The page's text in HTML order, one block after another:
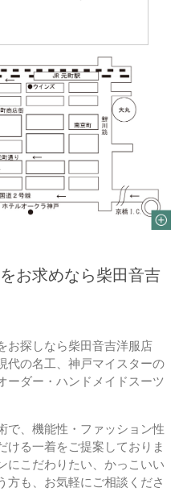
お求めなら柴田音吉
お探しなら柴田音吉洋服店
代の名工、神戸マイスターの
ーダー・ハンドメイドスーツ
で、機能性・ファッション性
ける一着をご提案しておりま
にこだわりたい、かっこいい
方も、お気軽にご相談くださ